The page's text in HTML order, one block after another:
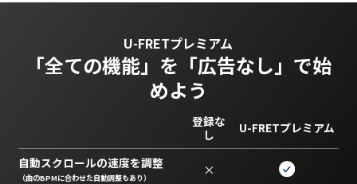
U-FRETプレミアム
「全ての機能」を 「広告なし」で始
めよう
登録な
し
U-FRETプレミアム
自動スクロールの速度を調整
（曲のBPMに合わせた自動調整もあり） ×